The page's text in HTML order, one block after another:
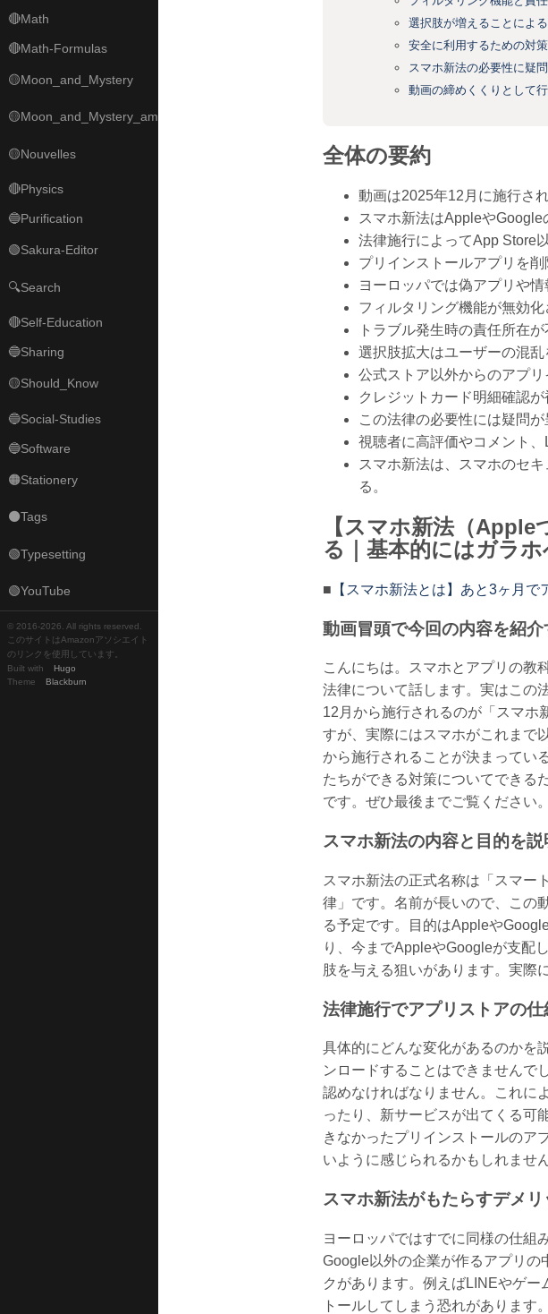
🔴Math
🔴Math-Formulas
🟡Moon_and_Mystery
🟡Moon_and_Mystery_am
🟡Nouvelles
🔴Physics
🔵Purification
🟢Sakura-Editor
🔍Search
🔴Self-Education
🔵Sharing
🟡Should_Know
🔵Social-Studies
🔵Software
🟠Stationery
⚫Tags
🟢Typesetting
🟢YouTube
© 2016-2026. All rights reserved.
このサイトはAmazonアソシエイト
のリンクを使用しています。
Built with
Hugo
Theme
Blackburn
選択肢が増えることによ
安全に利用するための対
スマホ新法の必要性に疑
動画の締めくくりとして
全体の要約
動画は2025年12月に施行さ
スマホ新法はAppleやGoogle
法律施行によってApp Store
プリインストールアプリを
ヨーロッパでは偽アプリや
フィルタリング機能が無効
トラブル発生時の責任所在
選択肢拡大はユーザーの混乱
公式ストア以外からのアプ
クレジットカード明細確認
この法律の必要性には疑問
視聴者に高評価やコメント
スマホ新法は、スマホのセ
る。
【スマホ新法（
る｜基本的にはガラ
■ 【スマホ新法とは】あと3ヶ月
動画冒頭で今回の内容を紹介
こんにちは。スマホとアプリの教
法律について話します。実はこの
12月から施行されるのが「スマホ
すが、実際にはスマホがこれまで
から施行されることが決まってい
たちができる対策についてできる
です。ぜひ最後までご覧ください。
スマホ新法の内容と目的を説
スマホ新法の正式名称は「スマー
律」です。名前が長いので、この
る予定です。目的はAppleや
り、今までAppleやGoogleが支配
肢を与える狙いがあります。実際
法律施行でアプリストアの
具体的にどんな変化があるのかを
ンロードすることはできませんで
認めなければなりません。これに
ったり、新サービスが出てくる可
きなかったプリインストールのア
いように感じられるかもしれませ
スマホ新法がもたらすデメ
ヨーロッパではすでに同様の仕組
Google以外の企業が作るアプリの
クがあります。例えばLINEやゲ
トールしてしまう恐れがあります